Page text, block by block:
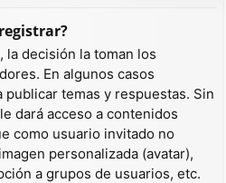
la decisión la toman los
En algunos casos
temas y respuestas. Sin
dará acceso a contenidos
como usuario invitado no
personalizada (avatar),
a grupos de usuarios, etc.